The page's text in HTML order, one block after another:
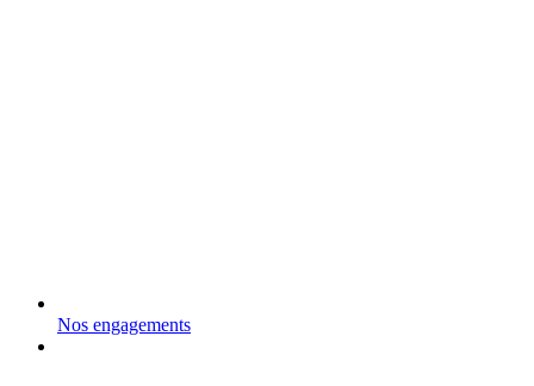
Nos engagements